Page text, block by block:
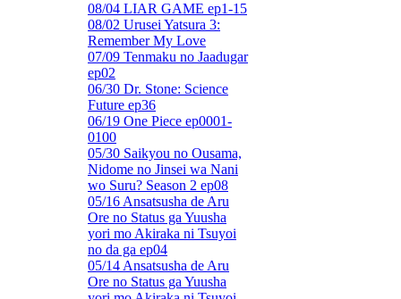
08/04 LIAR GAME ep1-15
08/02 Urusei Yatsura 3:
Remember My Love
07/09 Tenmaku no Jaadugar
ep02
06/30 Dr. Stone: Science
Future ep36
06/19 One Piece ep0001-
0100
05/30 Saikyou no Ousama,
Nidome no Jinsei wa Nani
wo Suru? Season 2 ep08
05/16 Ansatsusha de Aru
Ore no Status ga Yuusha
yori mo Akiraka ni Tsuyoi
no da ga ep04
05/14 Ansatsusha de Aru
Ore no Status ga Yuusha